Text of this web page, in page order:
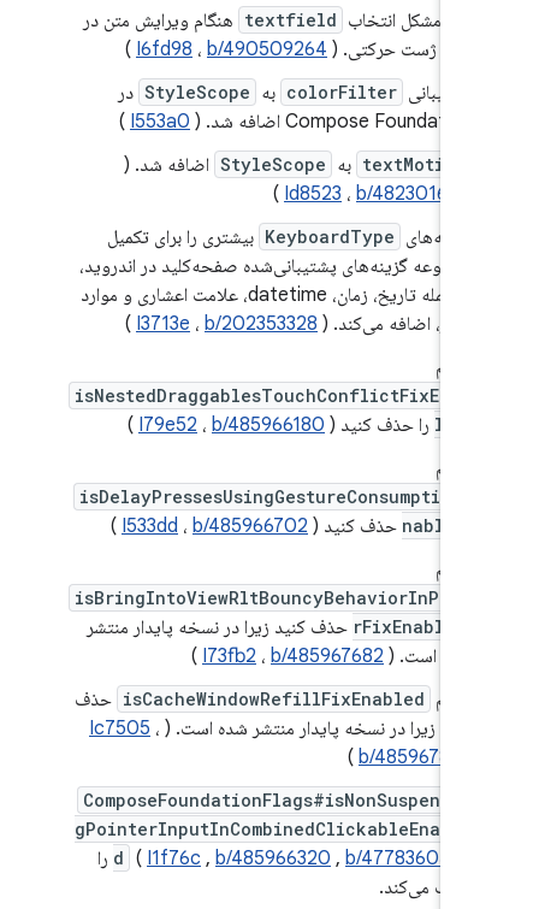
رفع مشکل انتخاب textfield هنگام ویرایش متن در
حین ژست حرکتی. (
I6fd98،b/490509264
)
colorFilter به StyleScope در
Compose Foundation اضافه شد. (
I553a0
)
textMotion به StyleScope اضافه شد. (
Id8523،b/482301609
)
KeyboardType بیشتری را برای تکمیل
مجموعه گزینه‌های پشتیبانی‌شده صفحه‌کلید در اندروید،
از جمله تاریخ، زمان، datetime، علامت اعشاری و موارد
دیگر، اضافه می‌کند. (
I3713e،b/202353328
)
isNestedDraggablesTouchConflictFixEnab
را حذف کنید ( I79e52،b/485966180
)
isDelayPressesUsingGestureConsumptionE
حذف کنید ( I533dd،b/485966702
)
isBringIntoViewRltBouncyBehaviorInPage
rFixEnabledحذف کنید زیرا در نسخه پایدار منتشر
I73fb2،b/485967682
)
isCacheWindowRefillFixEnabled حذف
کنید زیرا در نسخه پایدار منتشر شده است. ( Ic7505،
b/485967875
)
ComposeFoundationFlags#isNonSuspendin
gPointerInputInCombinedClickableEnable
d ( I1f76c,b/485966320,b/477836055
) را
حذف می‌کند.